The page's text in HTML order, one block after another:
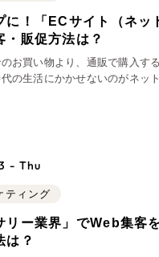
に！「ECサイト（ネッ
・販促方法は？
お買い物より、通販で購入す
の生活にかかせないのがネッ
- Thu
ティング
リー業界」でWeb集客
は？